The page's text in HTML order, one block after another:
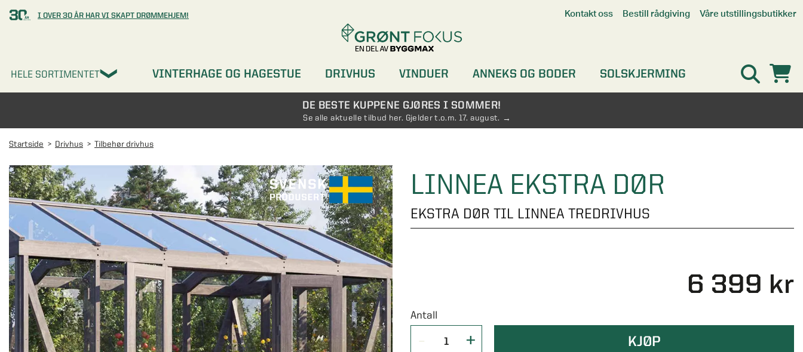
I OVER 30 ÅR HAR VI SKAPT DRØMMEHJEM! Kontakt oss Bestill rådgiving Våre utstillingsbutikker
Kristiansand
HELE SORTIMENTET VINTERHAGE OG HAGESTUE DRIVHUS VINDUER ANNEKS OG BODER
SOLSKJERMING
DØRER
GARDEROBER
DE BESTE KUPPENE GJØRES I SOMMER!
Se alle aktuelle tilbud her. Gjelder t.o.m. 17. august.
Startside Drivhus Tilbehør drivhus
LINNEA EKSTRA DØR
EKSTRA DØR TIL LINNEA TREDRIVHUS
6 399 kr
Antall
KJØP